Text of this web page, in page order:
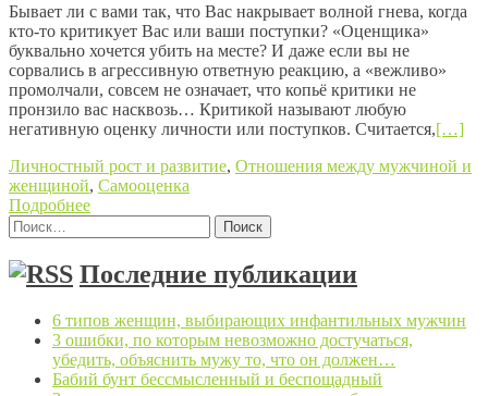
Бывает ли с вами так, что Вас накрывает волной гнева, когда
кто-то критикует Вас или ваши поступки? «Оценщика»
буквально хочется убить на месте? И даже если вы не
сорвались в агрессивную ответную реакцию, а «вежливо»
промолчали, совсем не означает, что копьё критики не
пронзило вас насквозь… Критикой называют любую
негативную оценку личности или поступков. Считается,[…]
Личностный рост и развитие, Отношения между мужчиной и
женщиной, Самооценка
Подробнее
Найти:
Последние публикации
6 типов женщин, выбирающих инфантильных мужчин
3 ошибки, по которым невозможно достучаться,
убедить, объяснить мужу то, что он должен…
Бабий бунт бессмысленный и беспощадный